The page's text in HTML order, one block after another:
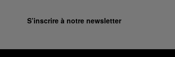
S’inscrire à notre newsletter